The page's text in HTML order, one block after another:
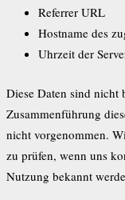
Referrer URL
Hostname des
Uhrzeit der
Diese Daten sind nicht
Zusammenführung
nicht vorgenommen.
zu prüfen, wenn uns
Nutzung bekannt